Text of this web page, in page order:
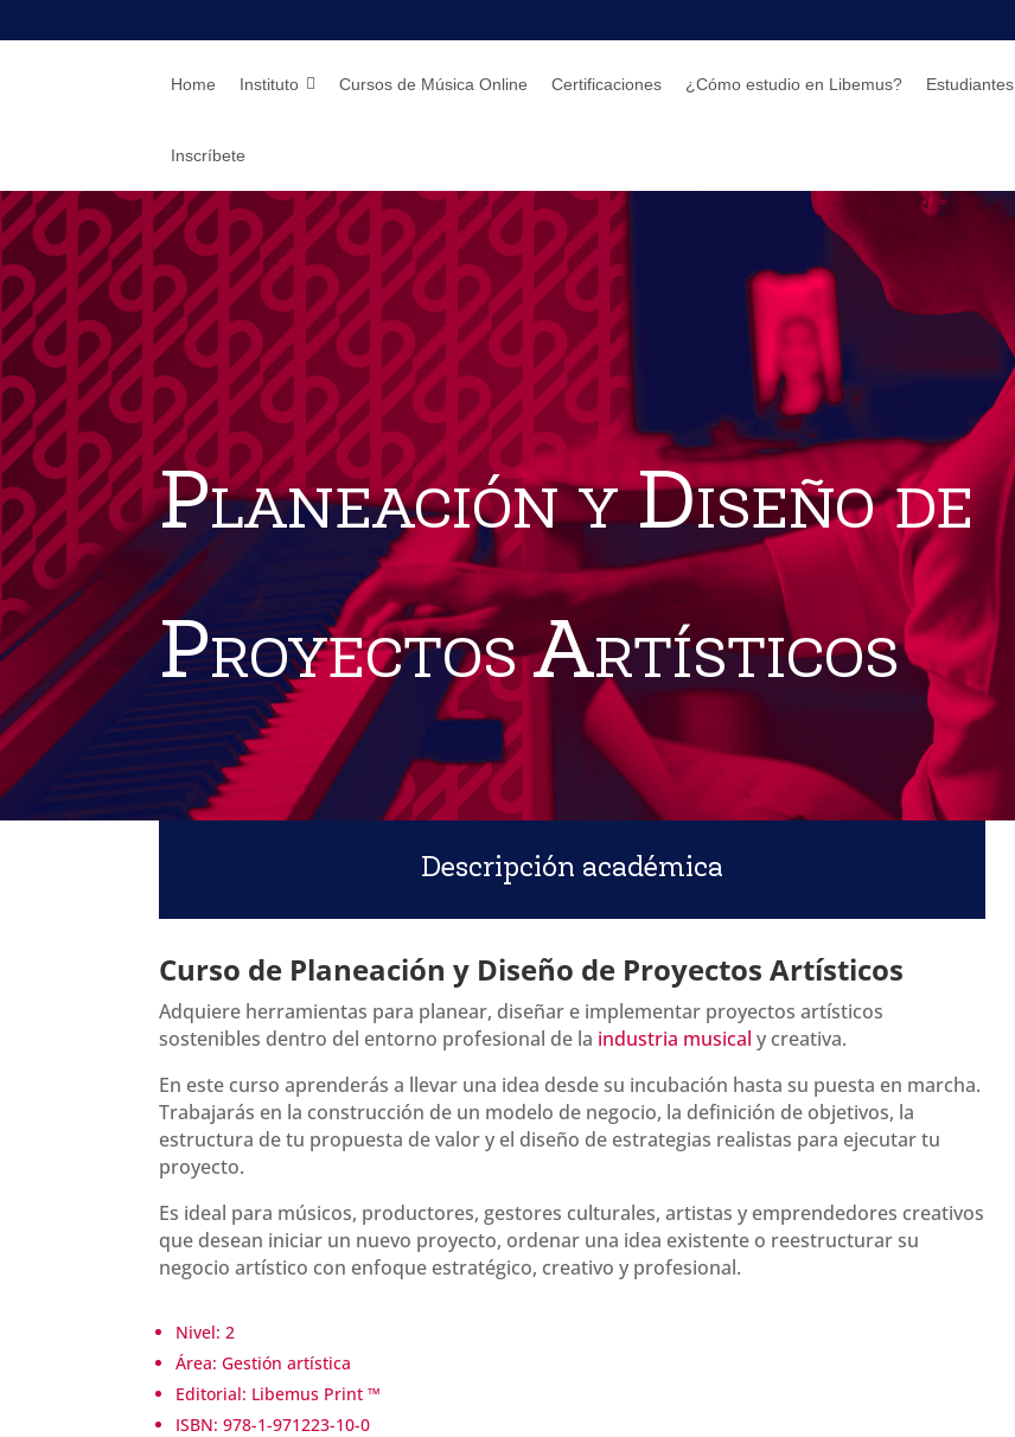
Home Instituto Cursos de Música Online Certificaciones ¿Cómo estudio en Libemus? Estudiantes
Inscríbete
Planeación y Diseño de
Proyectos Artísticos
Descripción académica
Curso de Planeación y Diseño de Proyectos Artísticos
Adquiere herramientas para planear, diseñar e implementar proyectos artísticos
sostenibles dentro del entorno profesional de la industria musical y creativa.
En este curso aprenderás a llevar una idea desde su incubación hasta su puesta en marcha.
Trabajarás en la construcción de un modelo de negocio, la definición de objetivos, la
estructura de tu propuesta de valor y el diseño de estrategias realistas para ejecutar tu
proyecto.
Es ideal para músicos, productores, gestores culturales, artistas y emprendedores creativos
que desean iniciar un nuevo proyecto, ordenar una idea existente o reestructurar su
negocio artístico con enfoque estratégico, creativo y profesional.
Nivel:2
Área:Gestión artística
Editorial: Libemus Print ™
ISBN: 978-1-971223-10-0